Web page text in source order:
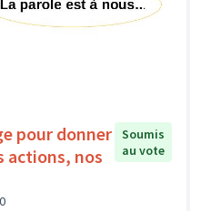
pour donner
actions, nos
Soumis
au vote
0